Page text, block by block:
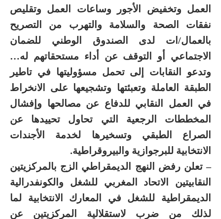
العمل وتخفيض الأجور وساعات العمل وتقليص
نفقات الصحة والسلامة والتهرب من التصريح
بالعمال/ات لدى الصندوق الوطني للضمان
الاجتماعي أو التوقف عن أداء مستحقاتهم له…
وتدعو النقابات إلى تحمل مسؤوليتها في تاطير
الطبقة العاملة وتعبئتها وتشجيعها على الانخراط
في العمل النقابي للدفاع عن مصالحها وإفشال
المخططات الرجعية التي تحاول تحييدها عن
الصراع الطبقي وتسخيرها لخدمة الأجندات
الانتخابية للبرجوازية والبيروقراطية.
– تعلن رفض النهج الديمقراطي الزج بالمركزيتين
النقابيتين الاتحاد المغربي للشغل والكونفدرالية
الديمقراطية للشغل في المعارك الانتخابية لما
لذلك من ضرب لاستقلالية المركزيتين عن